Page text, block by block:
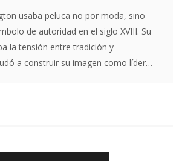
usaba peluca no por moda, sino
de autoridad en el siglo XVIII. Su
la tensión entre tradición y
a construir su imagen como líder